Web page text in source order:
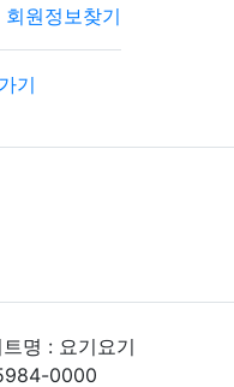
회원정보찾기
기
명 : 요기요기
0000